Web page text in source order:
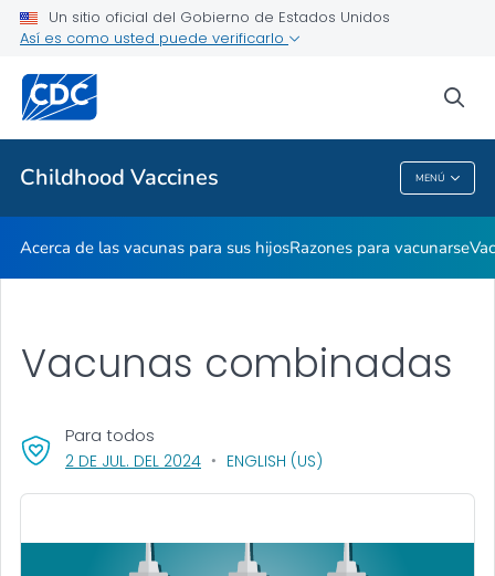
Un sitio oficial del Gobierno de Estados Unidos
Así es como usted puede verificarlo
Childhood Vaccines MENÚ
Vacúnese antes de viajar
Temas relacionados
Childhood Vaccines
Acerca de las vacunas para sus hijosRazones para vacunarse
Vacunas combinadas
2 DE JUL. DEL 2024, VISIT LINK FOR DETAILS.
ENGLISH (US)
Para todos